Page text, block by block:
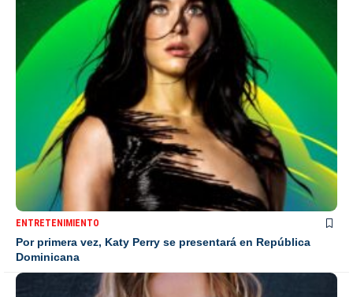
ENTRETENIMIENTO
Por primera vez, Katy Perry se presentará en República
Dominicana